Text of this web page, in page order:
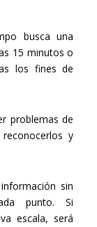
busca una
15 minutos o
los fines de
problemas de
y
sin
punto. Si
escala, será